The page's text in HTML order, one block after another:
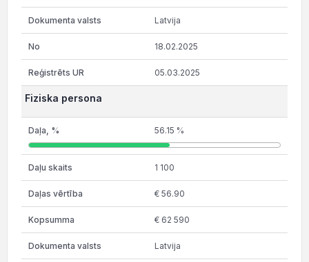
Latvija
18.02.2025
05.03.2025
Fiziska persona
56.15 %
1 100
€ 56.90
€ 62 590
Latvija